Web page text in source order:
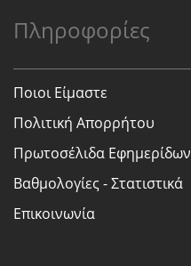
Πληροφορίες
Ποιοι Είμαστε
Πολιτική Απορρήτου
Πρωτοσέλιδα Εφημερίδων
Βαθμολογίες - Στατιστικά
Επικοινωνία